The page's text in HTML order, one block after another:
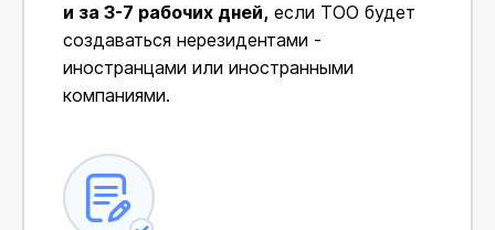
и за 3-7 рабочих дней, если ТОО будет
создаваться нерезидентами -
иностранцами или иностранными
компаниями.